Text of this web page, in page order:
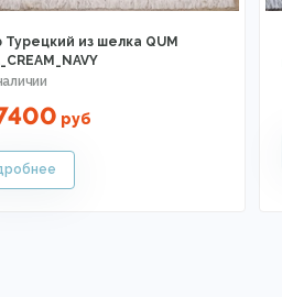
Турецкий из шелка QUM
руб